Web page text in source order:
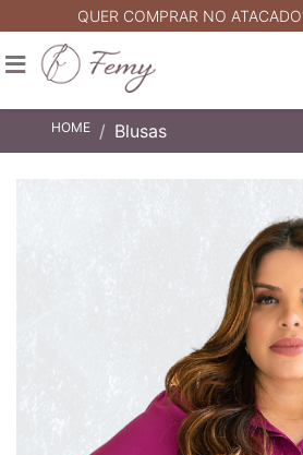
QUER COMPRAR NO
HOME Blusas